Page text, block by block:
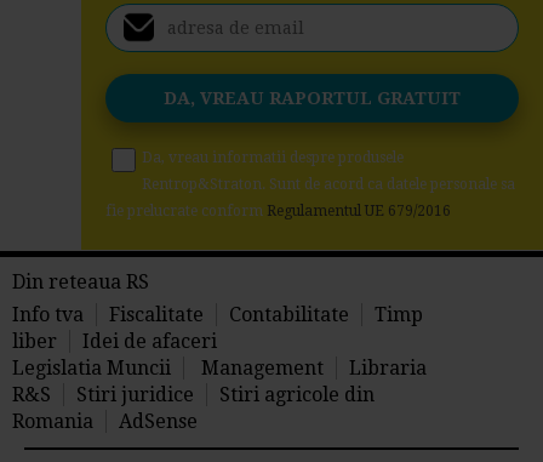
Da, vreau informatii despre produsele
Rentrop&Straton. Sunt de acord ca datele personale sa
fie prelucrate conform Regulamentul UE 679/2016
Din reteaua RS
Info tva
Fiscalitate Contabilitate
Timp
liber
Idei de afaceri
Legislatia Muncii
Management
Libraria
R&S
Stiri juridice
Stiri agricole din
Romania
AdSense